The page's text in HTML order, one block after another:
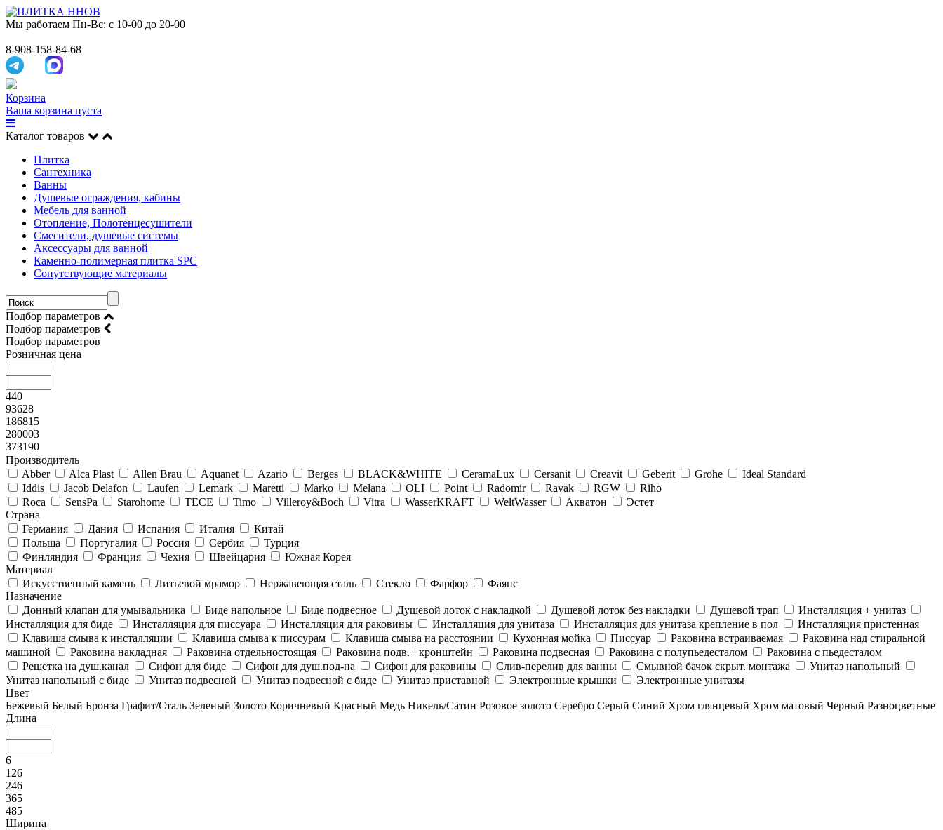
Мы работаем Пн-Вс: с 10-00 до 20-00
8-908-158-84-68
Корзина
Ваша корзина пуста
Каталог товаров
Плитка
Сантехника
Ванны
Душевые ограждения, кабины
Мебель для ванной
Отопление, Полотенцесушители
Смесители, душевые системы
Аксессуары для ванной
Каменно-полимерная плитка SPC
Сопутствующие материалы
Подбор параметров
Подбор параметров
Подбор параметров
Розничная цена
440
93628
186815
280003
373190
Производитель
Abber
Alca Plast Allen Brau Aquanet Azario Berges BLACK&WHITE CeramaLux Cersanit Creavit Geberit Grohe
Ideal Standard
Iddis
Jacob Delafon Laufen Lemark Maretti Marko Melana OLI Point Radomir Ravak RGW
Riho
Roca
SensPa Starohome TECE Timo Villeroy&Boсh Vitra WasserKRAFT WeltWasser Акватон
Эстет
Страна
Германия
Дания Испания Италия
Китай
Польша
Португалия Россия Сербия
Турция
Финляндия
Франция Чехия Швейцария
Южная Корея
Материал
Искусственный камень
Литьевой мрамор Нержавеющая сталь Стекло Фарфор
Фаянс
Назначение
Донный клапан для умывальника
Биде напольное Биде подвесное Душевой лоток с накладкой Душевой лоток без накладки Душевой трап
Инсталляция + унитаз
Инсталляция для биде
Инсталляция для писсуара Инсталляция для раковины Инсталляция для унитаза Инсталляция для унитаза крепление в пол
Инсталляция пристенная
Клавиша смыва к инсталляции
Клавиша смыва к писсурам Клавиша смыва на расстоянии Кухонная мойка Писсуар Раковина встраиваемая
Раковина над стиральной
машиной
Раковина накладная Раковина отдельностоящая Раковина подв.+ кронштейн Раковина подвесная Раковина с полупьедесталом
Раковина с пьедесталом
Решетка на душ.канал
Сифон для биде Сифон для душ.под-на Сифон для раковины Слив-перелив для ванны Смывной бачок скрыт. монтажа
Унитаз напольный
Унитаз напольный с биде
Унитаз подвесной Унитаз подвесной с биде Унитаз приставной Электронные крышки
Электронные унитазы
Цвет
Бежевый Белый Бронза Графит/Сталь Зеленый Золото Коричневый Красный Медь Никель/Сатин Розовое золото Серебро Серый Синий Хром глянцевый Хром матовый Черный Разноцветные
Длина
6
126
246
365
485
Ширина